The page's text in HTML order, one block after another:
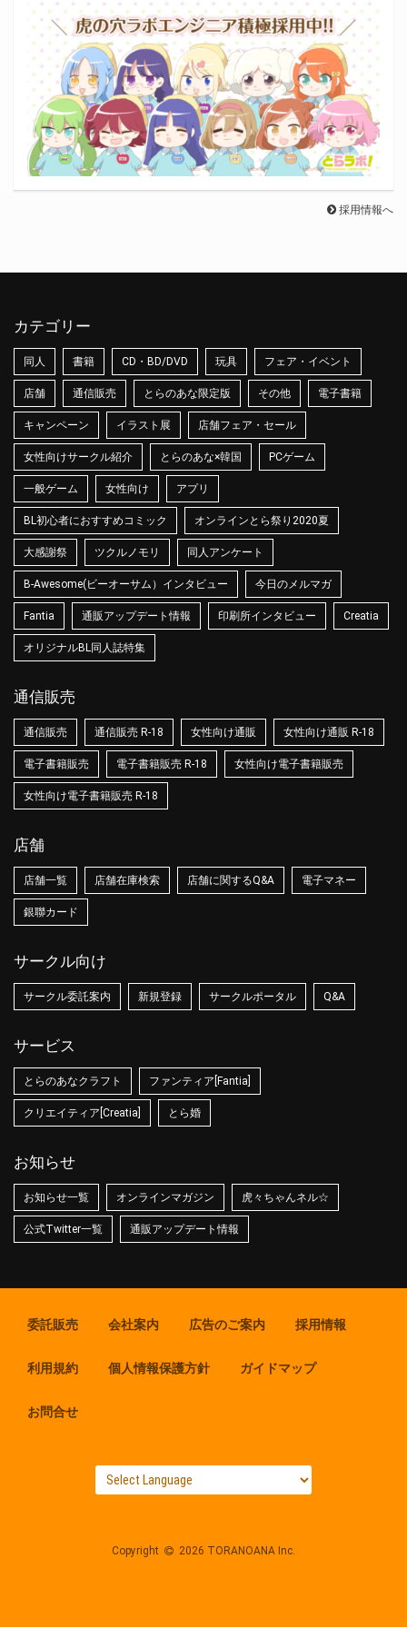
採用情報へ
カテゴリー
同人 書籍 CD・BD/DVD 玩具 フェア・イベント
店舗 通信販売 とらのあな限定版 その他 電子書籍
キャンペーン イラスト展 店舗フェア・セール
女性向けサークル紹介 とらのあな×韓国 PCゲーム
一般ゲーム 女性向け アプリ
BL初心者におすすめコミック オンラインとら祭り2020夏
大感謝祭 ツクルノモリ 同人アンケート
B-Awesome(ビーオーサム）インタビュー 今日のメルマガ
Fantia 通販アップデート情報 印刷所インタビュー Creatia
オリジナルBL同人誌特集
通信販売
通信販売 通信販売 R-18 女性向け通販 女性向け通販 R-18
電子書籍販売 電子書籍販売 R-18 女性向け電子書籍販売
女性向け電子書籍販売 R-18
店舗
店舗一覧 店舗在庫検索 店舗に関するQ&A 電子マネー
銀聯カード
サークル向け
サークル委託案内 新規登録 サークルポータル Q&A
サービス
とらのあなクラフト ファンティア[Fantia]
クリエイティア[Creatia] とら婚
お知らせ
お知らせ一覧 オンラインマガジン 虎々ちゃんネル☆
公式Twitter一覧 通販アップデート情報
委託販売 会社案内 広告のご案内 採用情報
利用規約 個人情報保護方針 ガイドマップ
お問合せ
Copyright 2026 TORANOANA Inc.